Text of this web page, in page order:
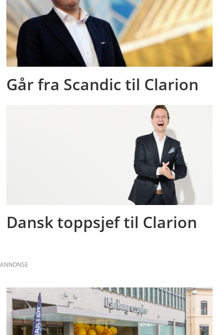
Går fra Scandic til Clarion
Dansk toppsjef til Clarion
ANNONSE